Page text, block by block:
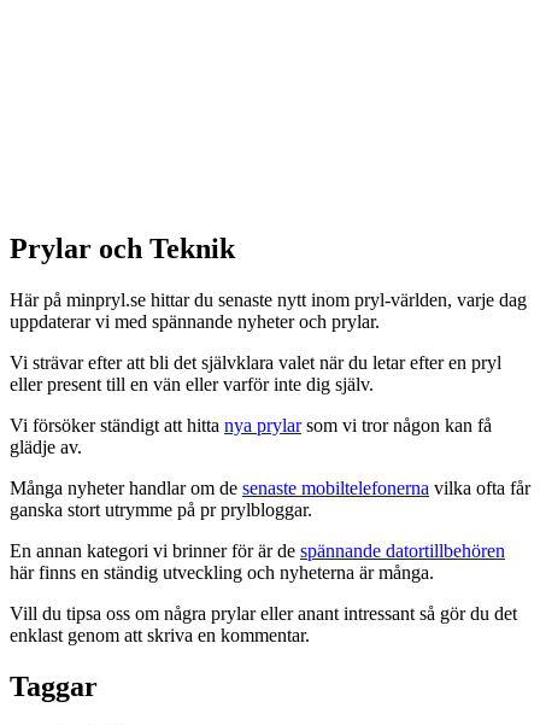
Prylar och Teknik
Här på minpryl.se hittar du senaste nytt inom pryl-världen, varje dag
uppdaterar vi med spännande nyheter och prylar.
Vi strävar efter att bli det självklara valet när du letar efter en pryl
eller present till en vän eller varför inte dig själv.
Vi försöker ständigt att hitta nya prylarsom vi tror någon kan få
glädje av.
Många nyheter handlar om de senaste mobiltelefonerna vilka ofta får
ganska stort utrymme på pr prylbloggar.
En annan kategori vi brinner för är de spännande datortillbehören
här finns en ständig utveckling och nyheterna är många.
Vill du tipsa oss om några prylar eller anant intressant så gör du det
enklast genom att skriva en kommentar.
Taggar